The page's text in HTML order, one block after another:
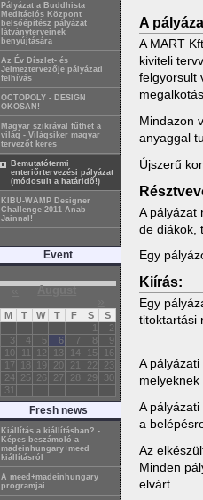
Pályázat a Buddhista
Meditációs Központ
belsőépítész pályázat
látványterveinek
benyújtására
Az Év Díszlet- és
Jelmeztervezője pályázati
felhívás
OCTOPOLY - DESIGN
OKOSAN!
Magyar szikrával fűthet a
világ - Világsiker magyar
tervezőt keres
Bemutatótermi
enteriőrtervezési pályázat
(módosult a határidő!)
KIBU-WAMP Designer
Challenge 2011 Anab
Jainnal!
Event
« August
M T W T F S
S
1
2
3
4 5 6 7 8
9
10
11 12 13 14 15
16
17
18 19 20 21 22
23
24
25 26 27 28 29
30
31
Fresh news
Kiállítás a kiállításban? -
Képes beszámoló a
madeinhungary+meed
kiállításról
A meed+madeinhungary
programjai
A
A MART
kiviteli
felgyorsult
Mindazon
anyaggal
Újszerű
A pályázat
de diákok,
Egy
Kiírás:
Egy
titoktartási
A
A
a
Az
Minden
elvárt.